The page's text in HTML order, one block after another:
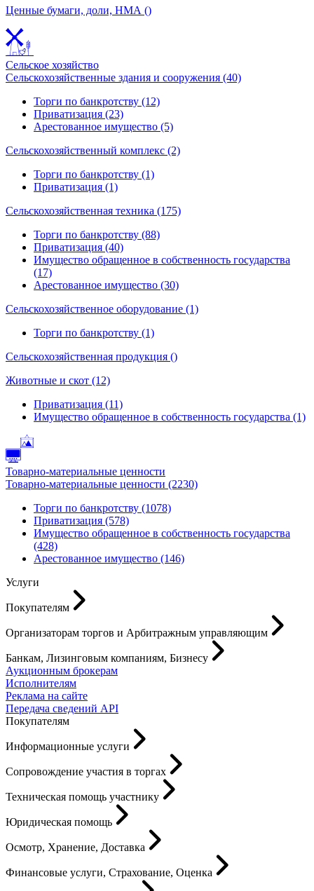
Ценные бумаги, доли, НМА ()
Сельское хозяйство
Сельскохозяйственные здания и сооружения (40)
Торги по банкротству (12)
Приватизация (23)
Арестованное имущество (5)
Сельскохозяйственный комплекс (2)
Торги по банкротству (1)
Приватизация (1)
Сельскохозяйственная техника (175)
Торги по банкротству (88)
Приватизация (40)
Имущество обращенное в собственность государства
(17)
Арестованное имущество (30)
Сельскохозяйственное оборудование (1)
Торги по банкротству (1)
Сельскохозяйственная продукция ()
Животные и скот (12)
Приватизация (11)
Имущество обращенное в собственность государства (1)
Товарно-материальные ценности
Товарно-материальные ценности (2230)
Торги по банкротству (1078)
Приватизация (578)
Имущество обращенное в собственность государства
(428)
Арестованное имущество (146)
Услуги
Покупателям
Организаторам торгов и Арбитражным управляющим
Банкам, Лизинговым компаниям, Бизнесу
Аукционным брокерам
Исполнителям
Реклама на сайте
Передача сведений API
Покупателям
Информационные услуги
Сопровождение участия в торгах
Техническая помощь участнику
Юридическая помощь
Осмотр, Хранение, Доставка
Финансовые услуги, Страхование, Оценка